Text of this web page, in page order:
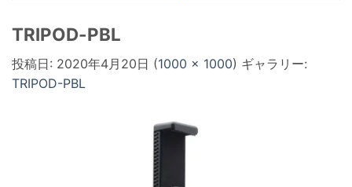
TRIPOD-PBL
投稿日: 2020年4月20日 (1000 × 1000) ギャラリー:
TRIPOD-PBL